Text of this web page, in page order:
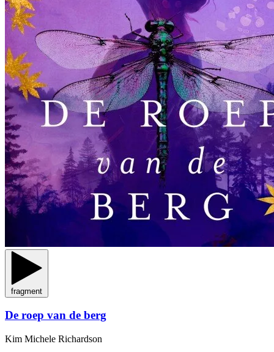
fragment
De roep van de berg
Kim Michele Richardson